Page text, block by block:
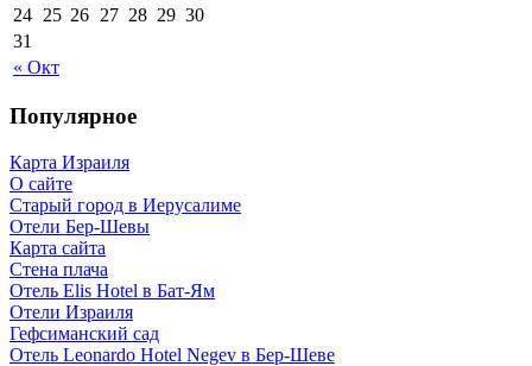
« Окт
24 25 26 27 28 29 30
31
Популярное
Карта Израиля
О сайте
Старый город в Иерусалиме
Отели Бер-Шевы
Карта сайта
Стена плача
Отель Elis Hotel в Бат-Ям
Отели Израиля
Гефсиманский сад
Отель Leonardo Hotel Negev в Бер-Шеве